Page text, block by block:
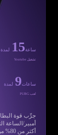
أكثر من 80% من السعة.*
ساعة15 لمدة
تشغيل Youtube
ساعات9 لمدة
لعب PUBG